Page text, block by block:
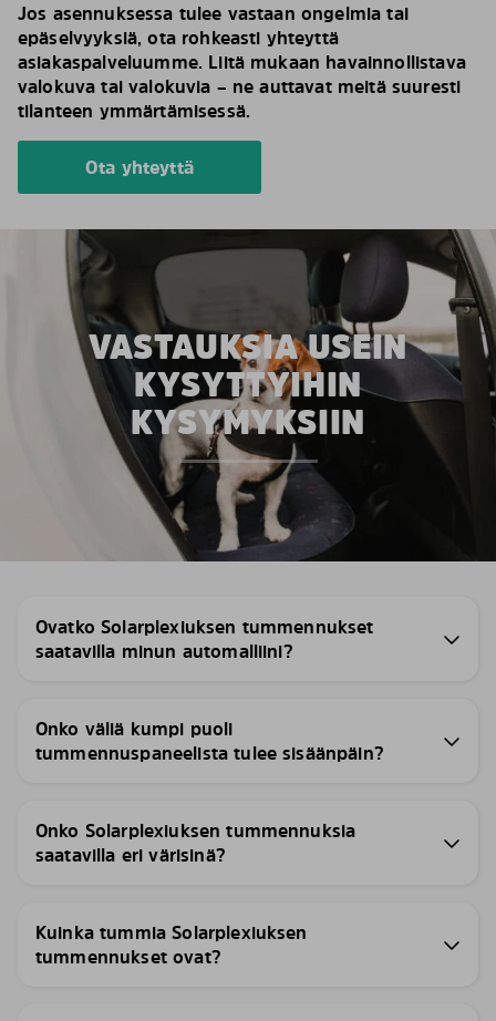
Jos asennuksessa tulee vastaan ongelmia tai
epäselvyyksiä, ota rohkeasti yhteyttä
asiakaspalveluumme. Liitä mukaan havainnollistava
valokuva tai valokuvia – ne auttavat meitä suuresti
tilanteen ymmärtämisessä.
Ota yhteyttä
VASTAUKSIA USEIN
KYSYTTYIHIN
KYSYMYKSIIN
Ovatko Solarplexiuksen tummennukset
saatavilla minun automalliini?
Onko väliä kumpi puoli
tummennuspaneelista tulee sisäänpäin?
Onko Solarplexiuksen tummennuksia
saatavilla eri värisinä?
Kuinka tummia Solarplexiuksen
tummennukset ovat?